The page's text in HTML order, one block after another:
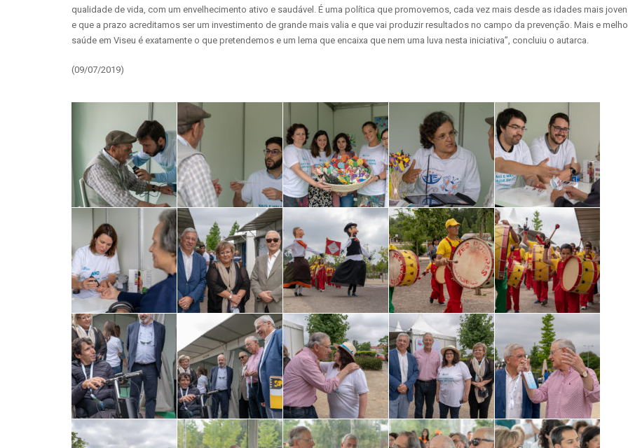
qualidade de vida, com um envelhecimento ativo e saudável. É uma política que promovemos, cada vez mais desde as idades mais
e que a prazo acreditamos ser um investimento de grande mais valia e que vai produzir resultados no campo da prevenção. Mais e
saúde em Viseu é exatamente o que pretendemos e um lema que encaixa que nem uma luva nesta iniciativa”, concluiu o autarca.
(09/07/2019)